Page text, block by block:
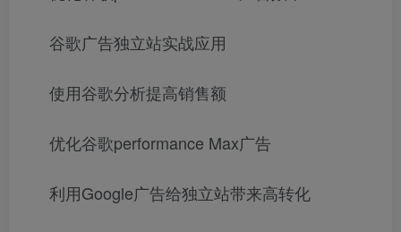
谷歌广告独立站实战应用
使用谷歌分析提高销售额
优化谷歌performance Max广告
利用Google广告给独立站带来高转化